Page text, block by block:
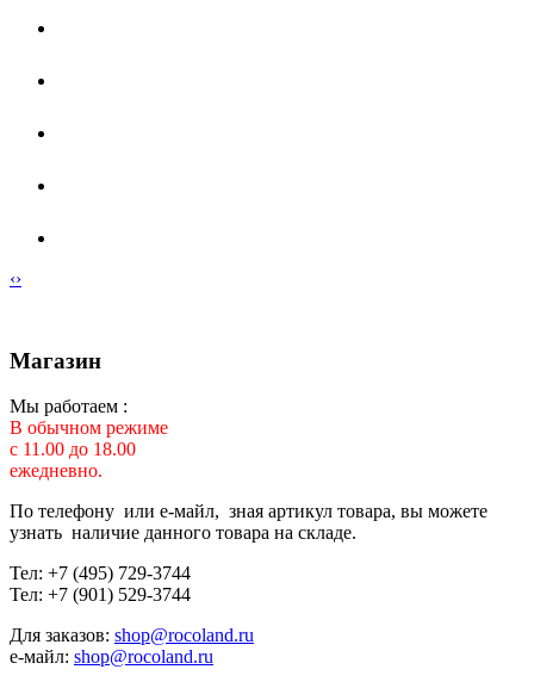
‹›
Магазин
Мы работаем :
В обычном режиме
с 11.00 до 18.00
ежедневно.
По телефону или е-майл, зная артикул товара, вы можете
узнать наличие данного товара на складе.
Тел: +7 (495) 729-3744
Тел: +7 (901) 529-3744
Для заказов: shop@rocoland.ru
е-майл: shop@rocoland.ru